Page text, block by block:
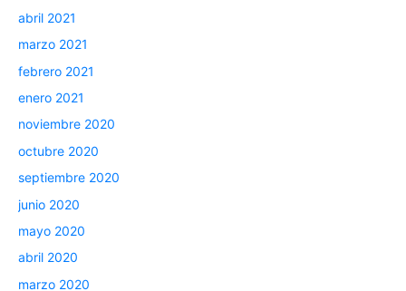
abril 2021
marzo 2021
febrero 2021
enero 2021
noviembre 2020
octubre 2020
septiembre 2020
junio 2020
mayo 2020
abril 2020
marzo 2020